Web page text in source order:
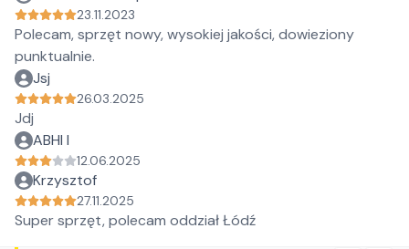
23.11.2023
Polecam, sprzęt nowy, wysokiej jakości, dowieziony
punktualnie.
Jsj
26.03.2025
Jdj
ABHI I
12.06.2025
Krzysztof
27.11.2025
Super sprzęt, polecam oddział Łódź